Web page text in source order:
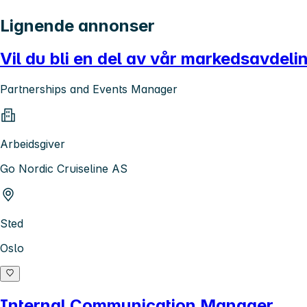
Lignende annonser
Vil du bli en del av vår
Partnerships and Events Manager
Arbeidsgiver
Go Nordic Cruiseline AS
Sted
Oslo